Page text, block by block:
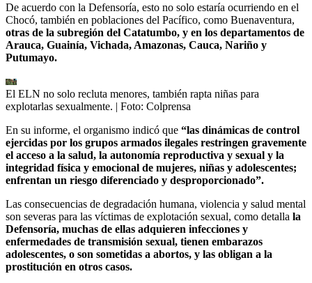
De acuerdo con la Defensoría, esto no solo estaría ocurriendo en el
Chocó, también en poblaciones del Pacífico, como Buenaventura,
otras de la subregión del Catatumbo, y en los departamentos de
Arauca, Guainía, Vichada, Amazonas, Cauca, Nariño y
Putumayo.
El ELN no solo recluta menores, también rapta niñas para
explotarlas sexualmente. | Foto: Colprensa
En su informe, el organismo indicó que “las dinámicas de control
ejercidas por los grupos armados ilegales restringen gravemente
el acceso a la salud, la autonomía reproductiva y sexual y la
integridad física y emocional de mujeres, niñas y adolescentes;
enfrentan un riesgo diferenciado y desproporcionado”.
Las consecuencias de degradación humana, violencia y salud mental
son severas para las víctimas de explotación sexual, como detalla la
Defensoría, muchas de ellas adquieren infecciones y
enfermedades de transmisión sexual, tienen embarazos
adolescentes, o son sometidas a abortos, y las obligan a la
prostitución en otros casos.